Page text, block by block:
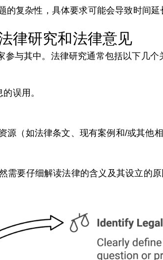
复杂性，具体要求可能会导致时间延
律研究和法律意见
与其中。法律研究通常包括以下几个
误用。
（如法律条文、现有案例和/或其他相
需要仔细解读法律的含义及其设立的